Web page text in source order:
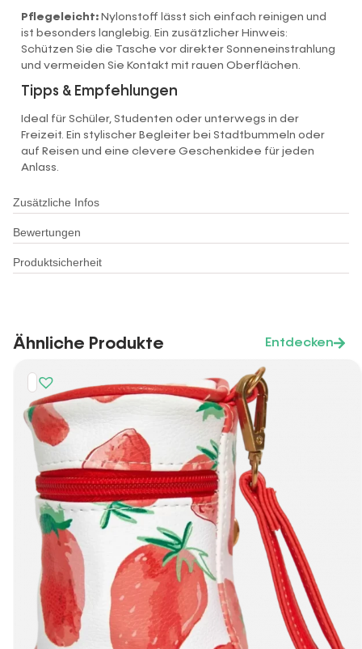
Zusätzliche Infos
Bewertungen
Produktsicherheit
Pflegeleicht: Nylonstoff lässt sich einfach reinigen und
ist besonders langlebig. Ein zusätzlicher Hinweis:
Schützen Sie die Tasche vor direkter Sonneneinstrahlung
und vermeiden Sie Kontakt mit rauen Oberflächen.
Tipps & Empfehlungen
Ideal für Schüler, Studenten oder unterwegs in der
Freizeit. Ein stylischer Begleiter bei Stadtbummeln oder
auf Reisen und eine clevere Geschenkidee für jeden
Anlass.
Ähnliche Produkte Entdecken